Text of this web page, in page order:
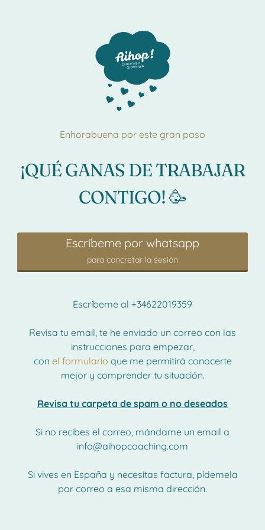
Enhorabuena por este gran paso
¡QUÉ GANAS DE TRABAJAR
CONTIGO! 🥳
Escríbeme por whatsapp
para concretar la sesión
Escríbeme al +34622019359
Revisa tu email, te he enviado un correo con las
instrucciones para empezar,
con el formulario que me permitirá conocerte
mejor y comprender tu situación.
Revisa tu carpeta de spam o no deseados
Si no recibes el correo, mándame un email a
info@aihopcoaching.com
Si vives en España y necesitas factura, pídemela
por correo a esa misma dirección.